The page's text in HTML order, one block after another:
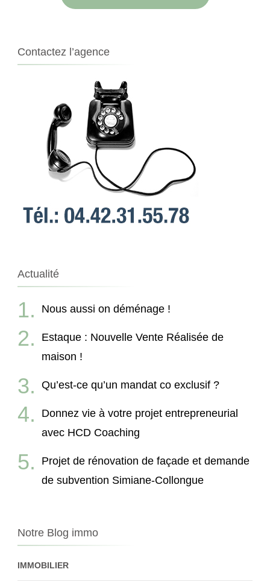
Contactez l’agence
Actualité
Nous aussi on déménage !
Estaque : Nouvelle Vente Réalisée de
maison !
Qu’est-ce qu’un mandat co exclusif ?
Donnez vie à votre projet entrepreneurial
avec HCD Coaching
Projet de rénovation de façade et demande
de subvention Simiane-Collongue
Notre Blog immo
IMMOBILIER